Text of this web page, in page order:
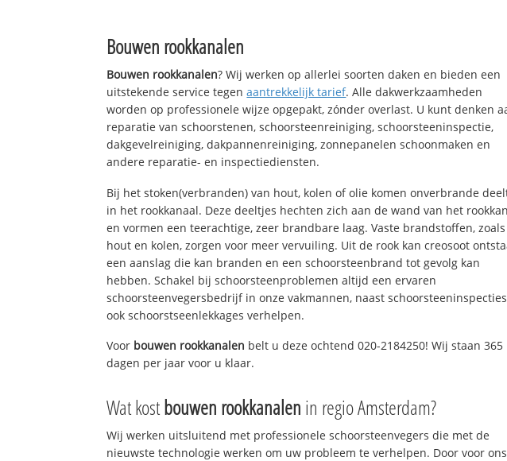
Bouwen rookkanalen
Bouwen rookkanalen? Wij werken op allerlei soorten daken en bieden een
uitstekende service tegenaantrekkelijk tarief. Alle dakwerkzaamheden
worden op professionele wijze opgepakt, zónder overlast. U kunt denken
reparatie van schoorstenen, schoorsteenreiniging, schoorsteeninspectie,
dakgevelreiniging, dakpannenreiniging, zonnepanelen schoonmaken en
andere reparatie- en inspectiediensten.
Bij het stoken(verbranden) van hout, kolen of olie komen onverbrande
in het rookkanaal. Deze deeltjes hechten zich aan de wand van het
en vormen een teerachtige, zeer brandbare laag. Vaste brandstoffen, zoals
hout en kolen, zorgen voor meer vervuiling. Uit de rook kan creosoot
een aanslag die kan branden en een schoorsteenbrand tot gevolg kan
hebben. Schakel bij schoorsteenproblemen altijd een ervaren
schoorsteenvegersbedrijf in onze vakmannen, naast schoorsteeninspecties
ook schoorstseenlekkages verhelpen.
Voor bouwen rookkanalen belt u deze ochtend 020-2184250! Wij staan 365
dagen per jaar voor u klaar.
Wat kostbouwen rookkanalen in regio Amsterdam?
Wij werken uitsluitend met professionele schoorsteenvegers die met de
nieuwste technologie werken om uw probleem te verhelpen. Door voor